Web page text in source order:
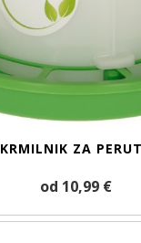
ZA
od 10,99 €